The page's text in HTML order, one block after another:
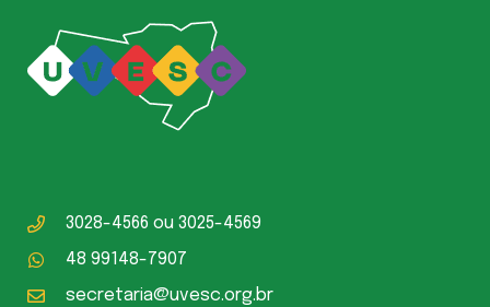
3028-4566 ou 3025-4569
48 99148-7907
secretaria@uvesc.org.br